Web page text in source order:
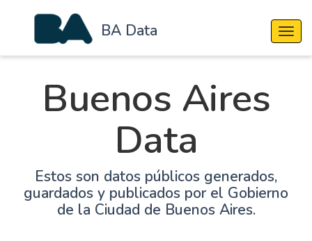
BA Data
Buenos Aires
Data
Estos son datos públicos generados,
guardados y publicados por el Gobierno
de la Ciudad de Buenos Aires.